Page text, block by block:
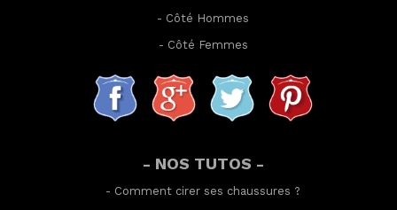
- Côté Hommes
- Côté Femmes
- NOS TUTOS -
- Comment cirer ses chaussures ?